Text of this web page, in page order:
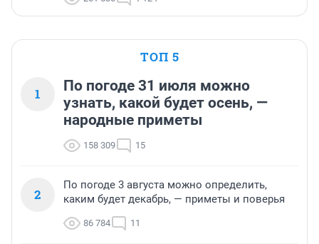
ТОП 5
1
По погоде 31 июля можно
узнать, какой будет осень, —
народные приметы
158 309 15
2
По погоде 3 августа можно определить,
каким будет декабрь, — приметы и поверья
86 784 11